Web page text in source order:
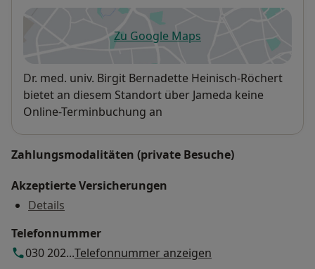
Zu Google Mapsöffnet in einer neuen
Verfügbarkeit
Dr. med. univ. Birgit Bernadette Heinisch-Röchert
bietet an diesem Standort über Jameda keine
Online-Terminbuchung an
Zahlungsmodalitäten (private Besuche)
Akzeptierte Versicherungen
Details
Telefonnummer
030 202...Telefonnummer anzeigen